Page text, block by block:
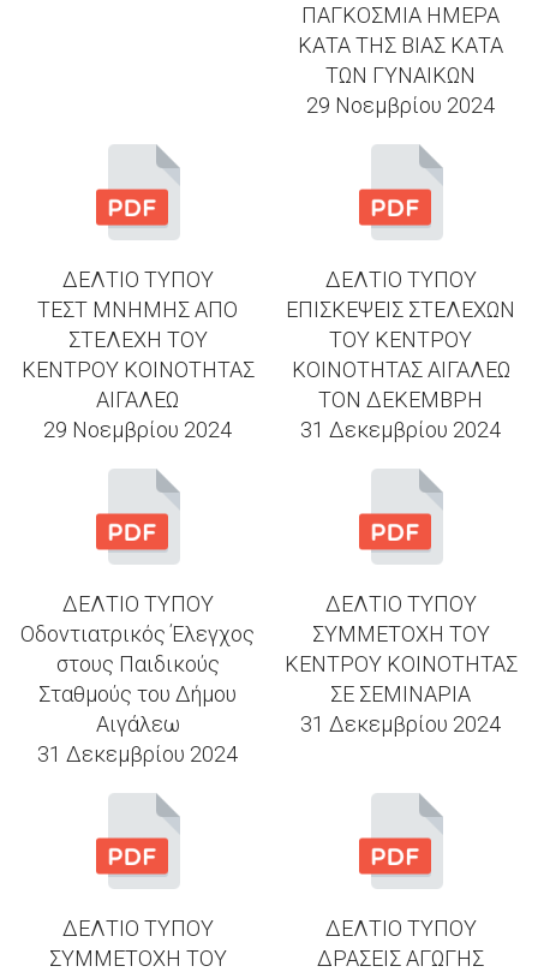
ΠΑΓΚΟΣΜΙΑ ΗΜΕΡΑ
ΚΑΤΑ ΤΗΣ ΒΙΑΣ ΚΑΤΑ
ΤΩΝ ΓΥΝΑΙΚΩΝ
29 Νοεμβρίου 2024
ΔΕΛΤΙΟ ΤΥΠΟΥ
ΤΕΣΤ ΜΝΗΜΗΣ ΑΠΟ
ΣΤΕΛΕΧΗ ΤΟΥ
ΚΕΝΤΡΟΥ ΚΟΙΝΟΤΗΤΑΣ
ΑΙΓΑΛΕΩ
29 Νοεμβρίου 2024
ΔΕΛΤΙΟ ΤΥΠΟΥ
ΕΠΙΣΚΕΨΕΙΣ ΣΤΕΛΕΧΩΝ
ΤΟΥ ΚΕΝΤΡΟΥ
ΚΟΙΝΟΤΗΤΑΣ ΑΙΓΑΛΕΩ
ΤΟΝ ΔΕΚΕΜΒΡΗ
31 Δεκεμβρίου 2024
ΔΕΛΤΙΟ ΤΥΠΟΥ
Οδοντιατρικός Έλεγχος
στους Παιδικούς
Σταθμούς του Δήμου
Αιγάλεω
31 Δεκεμβρίου 2024
ΔΕΛΤΙΟ ΤΥΠΟΥ
ΣΥΜΜΕΤΟΧΗ ΤΟΥ
ΚΕΝΤΡΟΥ ΚΟΙΝΟΤΗΤΑΣ
ΣΕ ΣΕΜΙΝΑΡΙΑ
31 Δεκεμβρίου 2024
ΔΕΛΤΙΟ ΤΥΠΟΥ
ΣΥΜΜΕΤΟΧΗ ΤΟΥ
ΔΕΛΤΙΟ ΤΥΠΟΥ
ΔΡΑΣΕΙΣ ΑΓΩΓΗΣ